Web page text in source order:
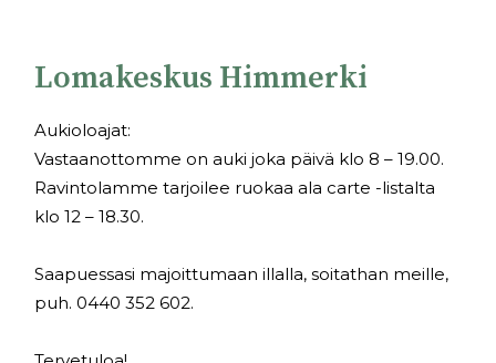
Lomakeskus Himmerki
Aukioloajat:
Vastaanottomme on auki joka päivä klo 8 – 19.00.
Ravintolamme tarjoilee ruokaa ala carte -listalta
klo 12 – 18.30.
Saapuessasi majoittumaan illalla, soitathan meille,
puh. 0440 352 602.